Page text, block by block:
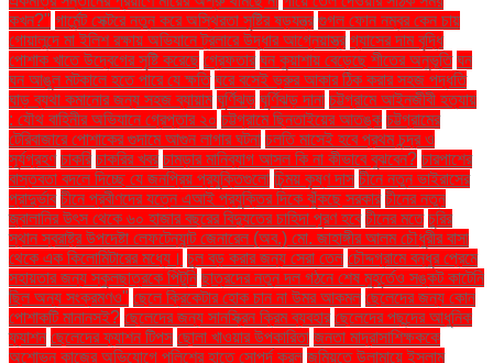
কখন?" গার্মেন্ট সেক্টরে নতুন করে অস্থিরতা সৃষ্টির ষড়যন্ত্র গুগল ফোন নম্বর কেন চায়
গোয়ালন্দে মা ইলিশ রক্ষায় অভিযানে ট্রলারে উদ্ধার আগ্নেয়াস্ত্র গ্যাসের দাম বৃদ্ধি
পোশাক খাতে উদ্বেগের সৃষ্টি করেছে গ্রেফতার ঘন কুয়াশায় বেড়েছে শীতের অনুভূতি ঘন
ঘন আঙুল মটকালে হতে পারে যে ক্ষতি ঘরে বসেই ভ্রুর আকার ঠিক করার সহজ পদ্ধতি
ঘাড় ব্যথা কমানোর জন্য সহজ ব্যায়াম ঘূর্ণিঝড় ঘূর্ণিঝড় দানা চট্টগ্রামে আইনজীবী হত্যায়
: যৌথ বাহিনীর অভিযানে গ্রেপ্তার ২০ চট্টগ্রামে ছিনতাইয়ের আতঙ্ক চট্টগ্রামের
টেরিবাজারে পোশাকের গুদামে আগুন লাগার ঘটনা চলতি মাসেই হবে প্রথম চন্দ্র ও
সূর্যগ্রহণ চাকরি চাকরির খবর চামড়ার মানিব্যাগ আসল কি না কীভাবে বুঝবেন? চারপাশের
বাস্তবতা বদলে দিচ্ছে যে জনপ্রিয় প্রযুক্তিগুলো চিন্ময় কৃষ্ণ দাস চীনে নতুন ভাইরাসের
প্রাদুর্ভাব চীনে প্রবীণদের যত্নে এআই প্রযুক্তির দিকে ঝুঁকছে সরকার চীনের নতুন
জ্বালানির উৎস থেকে ৬০ হাজার বছরের বিদ্যুতের চাহিদা পূরণ হবে চীনের মতে চুরির
স্থান স্বরাষ্ট্র উপদেষ্টা লেফটেন্যান্ট জেনারেল (অব.) মো. জাহাঙ্গীর আলম চৌধুরীর বাসা
থেকে এক কিলোমিটারের মধ্যে। চুল বড় করার জন্য সেরা তেল চৌদ্দগ্রামে বন্ধুর প্রেমে
সহায়তার জন্য স্কুলছাত্রকে পিটুনি ছাত্রদের নতুন দল গঠনে শেষ মুহূর্তেও সঙ্কট কাটেনি
ছিল অন্য সংক্রমণও" ছেলে ক্রিকেটার হোক চান না উমর আকমল ছেলেদের জন্য কোন
পোশাকটি মানানসই? ছেলেদের জন্য সানস্ক্রিন ক্রিম ব্যবহার ছেলেদের পছন্দের আধুনিক
ফ্যাশন ছেলেদের ফ্যাশন টিপস ছোলা খাওয়ার উপকারিতা জনতা মাদ্রাসাশিক্ষককে
অশোভন কাজের অভিযোগে পুলিশের হাতে সোপর্দ করল জমিয়তে উলামায়ে ইসলাম